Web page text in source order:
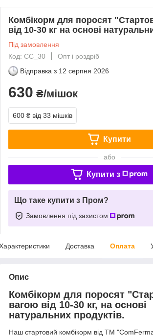
Комбікорм для поросят
від 10-30 кг на основі
Під замовлення
Код: СС_30
Опт і роздріб
Відправка з 12 серпня 2026
630 ₴/мішок
600 ₴ від 33 мішків
Купити
або
Купити з
Що таке купити з Пром?
Замовлення під захистом
Доставка Оплата
Опис
Комбікорм для поросят
вагою від 10-30 кг, на основі
натуральних продуктів.
Наш стартовий комбікорм від ТМ